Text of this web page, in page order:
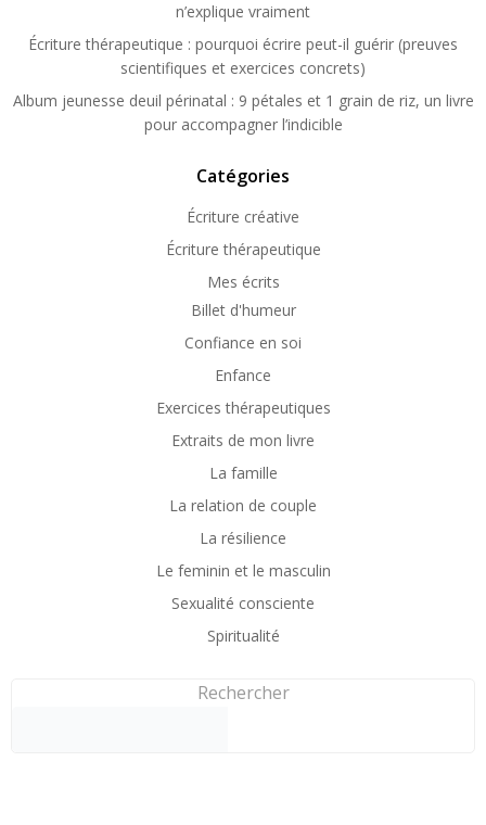
n’explique vraiment
Écriture thérapeutique : pourquoi écrire peut-il guérir (preuves
scientifiques et exercices concrets)
Album jeunesse deuil périnatal : 9 pétales et 1 grain de riz, un livre
pour accompagner l’indicible
Catégories
Écriture créative
Écriture thérapeutique
Mes écrits
Billet d'humeur
Confiance en soi
Enfance
Exercices thérapeutiques
Extraits de mon livre
La famille
La relation de couple
La résilience
Le feminin et le masculin
Sexualité consciente
Spiritualité
Rechercher